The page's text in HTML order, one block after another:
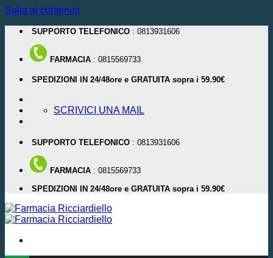
Salta ai contenuti
SUPPORTO TELEFONICO : 0813931606
FARMACIA : 0815569733
SPEDIZIONI IN 24/48ore e GRATUITA sopra i 59.90€
SCRIVICI UNA MAIL
SUPPORTO TELEFONICO : 0813931606
FARMACIA : 0815569733
SPEDIZIONI IN 24/48ore e GRATUITA sopra i 59.90€